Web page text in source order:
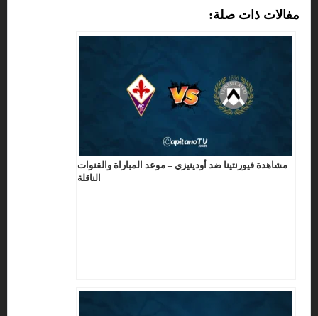
مفالات ذات صلة:
مشاهدة فيورنتينا ضد أودينيزي – موعد المباراة والقنوات
الناقلة